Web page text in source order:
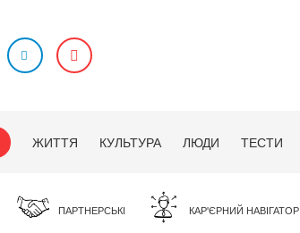
ЖИТТЯ КУЛЬТУРА ЛЮДИ ТЕСТИ
ПАРТНЕРСЬКІ КАР'ЄРНИЙ НАВІГАТОР